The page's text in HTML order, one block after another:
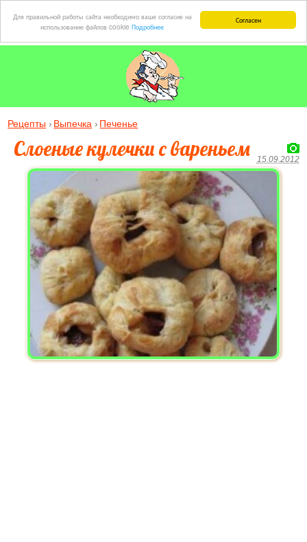
Согласен
Для правильной работы сайта необходимо ваше согласие на
использование файлов cookie Подробнее
Рецепты Выпечка Печенье
Слоеные кулечки с вареньем 15.09.2012